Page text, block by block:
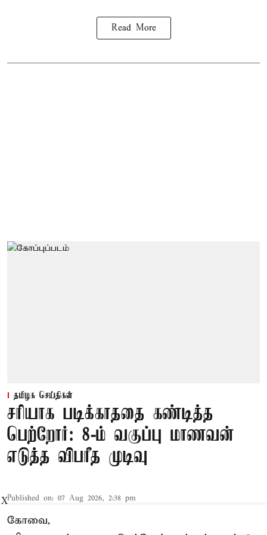
Read More
தமிழக செய்திகள்
சரியாக படிக்காததை கண்டித்த
பெற்றோர்: 8-ம் வகுப்பு மாணவன்
எடுத்த விபரீத முடிவு
Published on: 07 Aug 2026, 2:38 pm
கோவை,
X